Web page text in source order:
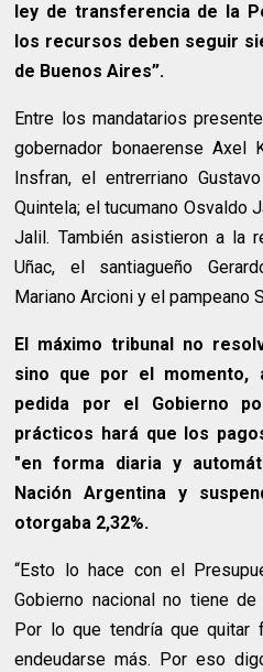
ley de transferencia de la
los recursos deben seguir
de Buenos Aires”.
Entre los mandatarios
gobernador bonaerense Axel
Insfran, el entrerriano
Quintela; el tucumano Osvaldo
Jalil. También asistieron a la
Uñac, el santiagueño
Mariano Arcioni y el pampeano
El máximo tribunal no
sino que por el momento,
pedida por el Gobierno
prácticos hará que los
"en forma diaria y
Nación Argentina y
otorgaba 2,32%.
“Esto lo hace con el
Gobierno nacional no tiene
Por lo que tendría que
endeudarse más. Por eso